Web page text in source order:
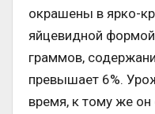
окрашены в ярко-
яйцевидной
граммов,
превышает 6%.
время, к тому же он